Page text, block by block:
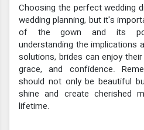
Choosing the perfect wedding
wedding planning, but it's
of the gown and its
understanding the implications
solutions, brides can enjoy
grace, and confidence.
should not only be beautiful
shine and create cherished
lifetime.